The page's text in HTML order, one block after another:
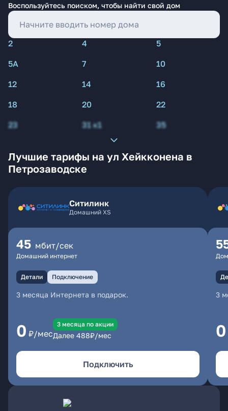
Воспользуйтесь поиском, чтобы найти свой дом
2 4
5
5А
7
10
12
14
16
18
20
22
23
31 к1 35
Лучшие тарифы на ул Хейкконена в
Петрозаводске
Ситилинк
Домашний XS
45 мбит/сек
Домашний интернет
Детали Подключение
3 месяца Интернета в подарок.
0 ₽/мес
3 месяцa по акции
Далее 488₽/мес
Подключить
3
0